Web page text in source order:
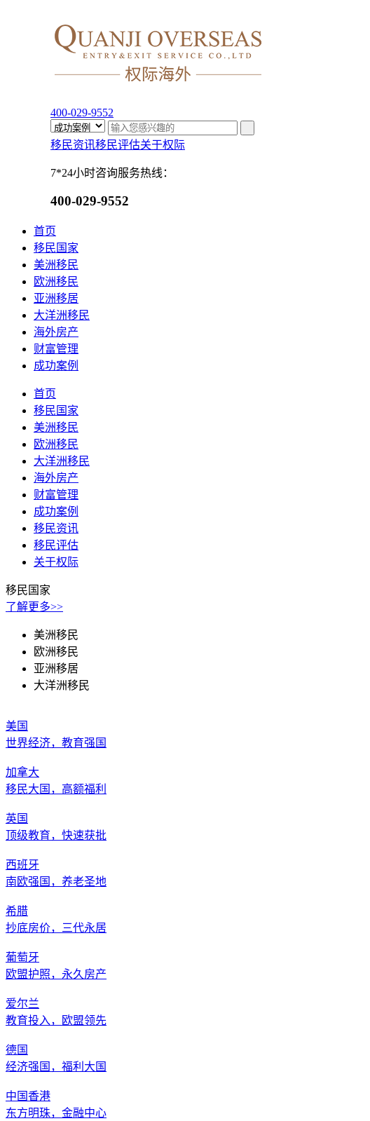
400-029-9552
移民资讯移民评估关于权际
7*24小时咨询服务热线：
400-029-9552
首页
移民国家
美洲移民
欧洲移民
亚洲移居
大洋洲移民
海外房产
财富管理
成功案例
首页
移民国家
美洲移民
欧洲移民
大洋洲移民
海外房产
财富管理
成功案例
移民资讯
移民评估
关于权际
移民国家
了解更多>>
美洲移民
欧洲移民
亚洲移居
大洋洲移民
美国
世界经济，教育强国
加拿大
移民大国，高额福利
英国
顶级教育，快速获批
西班牙
南欧强国，养老圣地
希腊
抄底房价，三代永居
葡萄牙
欧盟护照，永久房产
爱尔兰
教育投入，欧盟领先
德国
经济强国，福利大国
中国香港
东方明珠，金融中心